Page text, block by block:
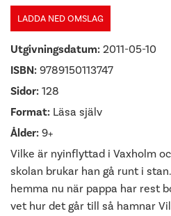
LADDA NED OMSLAG
Utgivningsdatum: 2011-05-10
ISBN: 9789150113747
Sidor: 128
Format: Läsa själv
Ålder: 9+
Vilke är nyinflyttad i Vaxholm
skolan brukar han gå runt i
hemma nu när pappa har rest
vet hur det går till så hamnar